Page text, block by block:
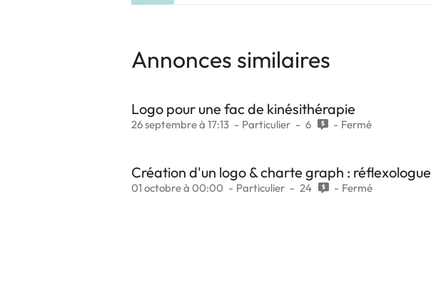
Annonces similaires
Logo pour une fac de kinésithérapie
26 septembre à 17:13 Particulier 6 Fermé
Création d'un logo & charte graph : réflexologue
01 octobre à 00:00 Particulier 24 Fermé